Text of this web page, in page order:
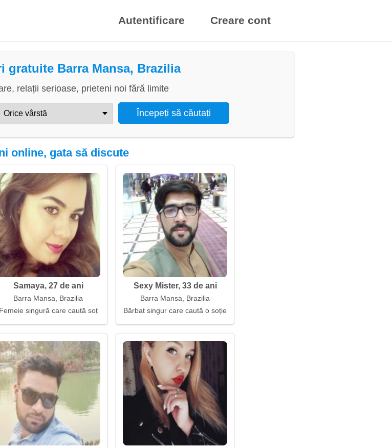
Autentificare Creare cont
gratuite Barra Mansa, Brazilia
relații serioase, prieteni noi fără limite
online, gata să discute
Samaya, 27 de ani
Barra Mansa, Brazilia
Femeie singură care caută soț
Sexy Mister, 33 de ani
Barra Mansa, Brazilia
Bărbat singur care caută o soție